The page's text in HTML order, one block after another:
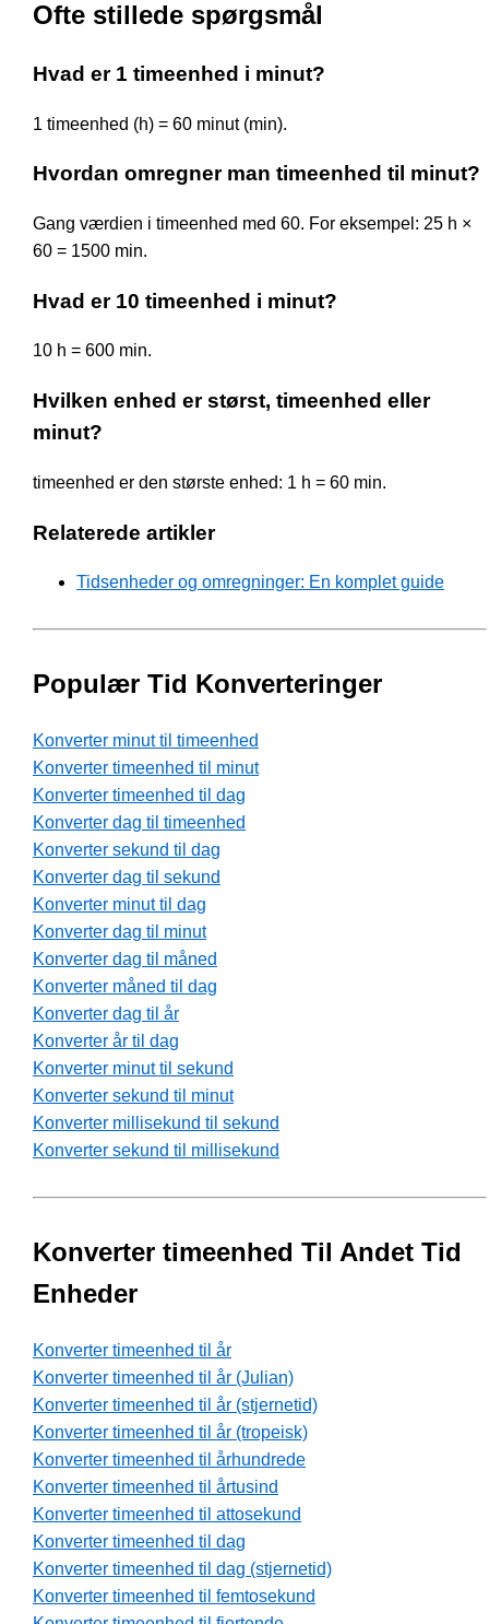
Ofte stillede spørgsmål
Hvad er 1 timeenhed i minut?
1 timeenhed (h) = 60 minut (min).
Hvordan omregner man timeenhed til minut?
Gang værdien i timeenhed med 60. For eksempel: 25 h ×
60 = 1500 min.
Hvad er 10 timeenhed i minut?
10 h = 600 min.
Hvilken enhed er størst, timeenhed eller
minut?
timeenhed er den største enhed: 1 h = 60 min.
Relaterede artikler
Tidsenheder og omregninger: En komplet guide
Populær Tid Konverteringer
Konverter minut til timeenhed
Konverter timeenhed til minut
Konverter timeenhed til dag
Konverter dag til timeenhed
Konverter sekund til dag
Konverter dag til sekund
Konverter minut til dag
Konverter dag til minut
Konverter dag til måned
Konverter måned til dag
Konverter dag til år
Konverter år til dag
Konverter minut til sekund
Konverter sekund til minut
Konverter millisekund til sekund
Konverter sekund til millisekund
Konverter timeenhed Til Andet Tid
Enheder
Konverter timeenhed til år
Konverter timeenhed til år (Julian)
Konverter timeenhed til år (stjernetid)
Konverter timeenhed til år (tropeisk)
Konverter timeenhed til århundrede
Konverter timeenhed til årtusind
Konverter timeenhed til attosekund
Konverter timeenhed til dag
Konverter timeenhed til dag (stjernetid)
Konverter timeenhed til femtosekund